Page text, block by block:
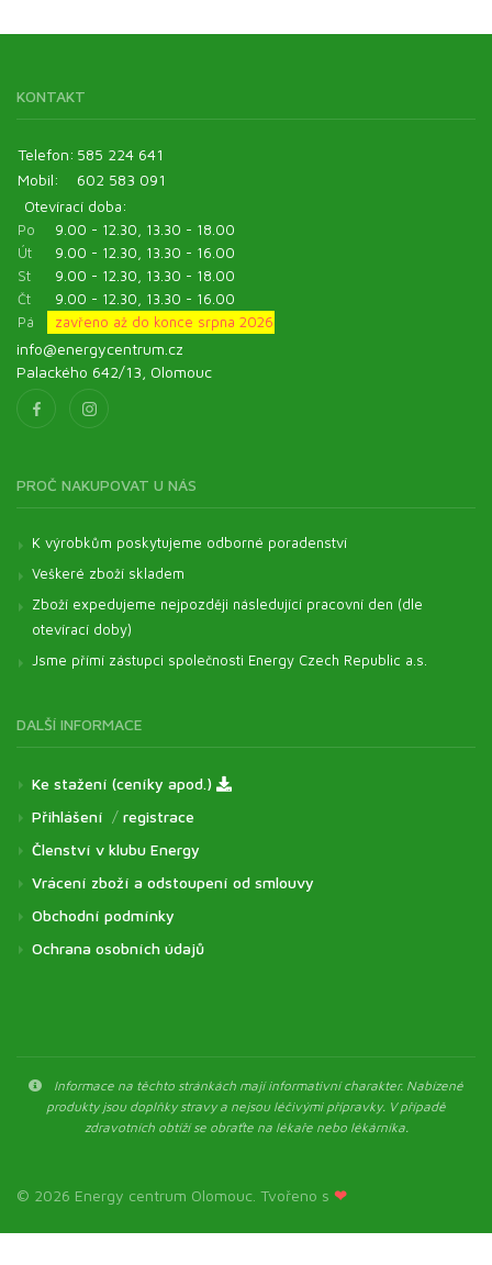
KONTAKT
Telefon: 585 224 641
Mobil:
602 583 091
Otevírací doba:
Po
9.00 - 12.30, 13.30 - 18.00
Út
9.00 - 12.30, 13.30 - 16.00
St
9.00 - 12.30, 13.30 - 18.00
Čt
9.00 - 12.30, 13.30 - 16.00
Pá
zavřeno až do konce srpna 2026
info@energycentrum.cz
Palackého 642/13, Olomouc
PROČ NAKUPOVAT U NÁS
K výrobkům poskytujeme odborné poradenství
Veškeré zboží skladem
Zboží expedujeme nejpozději následující pracovní den (dle
otevírací doby)
Jsme přímí zástupci společnosti Energy Czech Republic a.s.
DALŠÍ INFORMACE
Ke stažení (ceníky apod.)
Přihlášení / registrace
Členství v klubu Energy
Vrácení zboží a odstoupení od smlouvy
Obchodní podmínky
Ochrana osobních údajů
Informace na těchto stránkách mají informativní charakter. Nabízené
produkty jsou doplňky stravy a nejsou léčivými přípravky. V případě
zdravotních obtíží se obraťte na lékaře nebo lékárníka.
© 2026 Energy centrum Olomouc. Tvořeno s ❤